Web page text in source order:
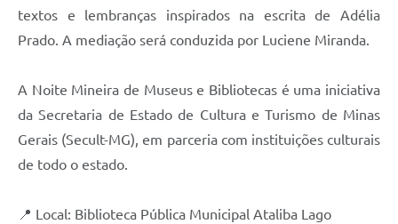
textos e lembranças inspirados na escrita de Adélia
Prado. A mediação será conduzida por Luciene Miranda.
A Noite Mineira de Museus e Bibliotecas é uma iniciativa
da Secretaria de Estado de Cultura e Turismo de Minas
Gerais (Secult-MG), em parceria com instituições culturais
de todo o estado.
📍 Local: Biblioteca Pública Municipal Ataliba Lago